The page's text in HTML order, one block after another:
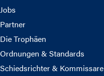
Jobs
Partner
Die Trophäen
Ordnungen & Standards
Schiedsrichter & Kommissare